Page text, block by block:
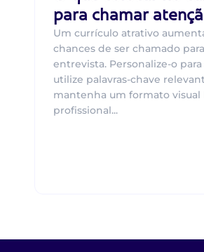
para chamar
Um currículo atrativo
chances de ser chamado
entrevista. Personalize-o para
utilize palavras-chave
mantenha um formato visual
profissional...